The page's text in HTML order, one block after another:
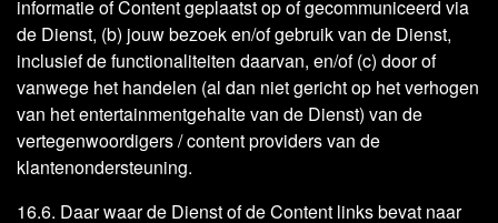
informatie of Content geplaatst op of gecommuniceerd via
de Dienst, (b) jouw bezoek en/of gebruik van de Dienst,
inclusief de functionaliteiten daarvan, en/of (c) door of
vanwege het handelen (al dan niet gericht op het verhogen
van het entertainmentgehalte van de Dienst) van de
vertegenwoordigers / content providers van de
klantenondersteuning.
16.6. Daar waar de Dienst of de Content links bevat naar